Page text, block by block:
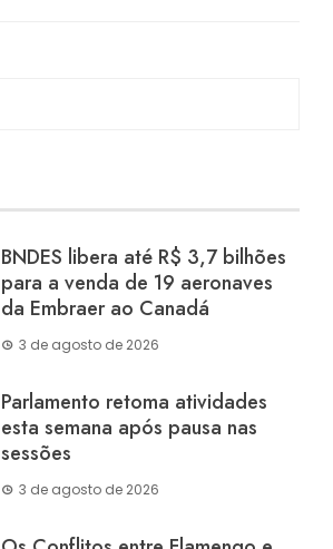
BNDES libera até R$ 3,7 bilhões
para a venda de 19 aeronaves
da Embraer ao Canadá
3 de agosto de 2026
Parlamento retoma atividades
esta semana após pausa nas
sessões
3 de agosto de 2026